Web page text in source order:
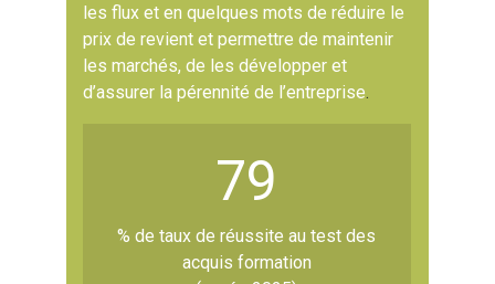
les flux et en quelques mots de réduire le
prix de revient et permettre de maintenir
les marchés, de les développer et
d’assurer la pérennité de l’entreprise
79
% de taux de réussite au test des
acquis formation